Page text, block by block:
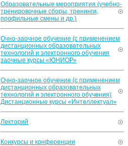
Образовательные мероприятия (учебно-
тренировочные сборы, тренинги,
профильные смены и др.)
Очно-заочное обучение (с применением
дистанционных образовательных
технологий и электронного обучения
заочные курсы «ЮНИОР»
Очно-заочное обучение (с применением
дистанционных образовательных
технологий и электронного обучения)
Дистанционные курсы «Интеллектуал»
Лекторий
Конкурсы и конференции